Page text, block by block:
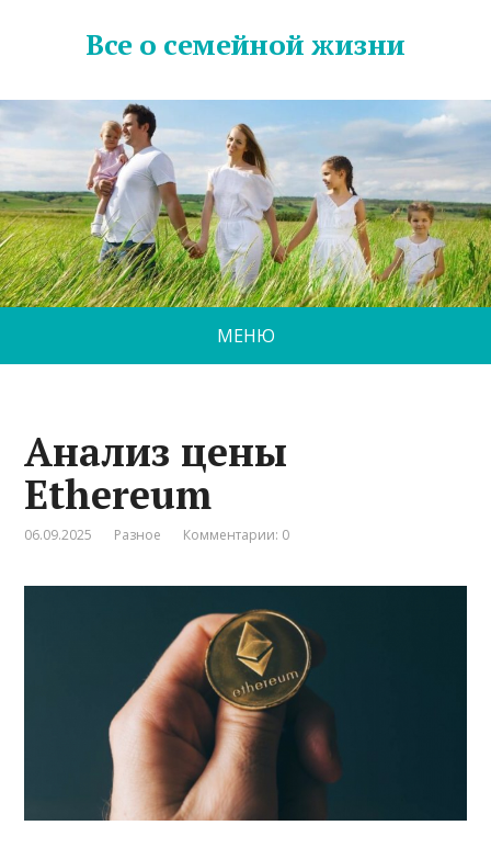
Все о семейной жизни
МЕНЮ
Анализ цены
Ethereum
06.09.2025 Разное Комментарии: 0